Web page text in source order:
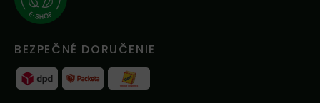
BEZPEČNÉ DORUČENIE